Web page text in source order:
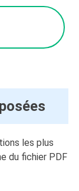
les plus
du fichier PDF